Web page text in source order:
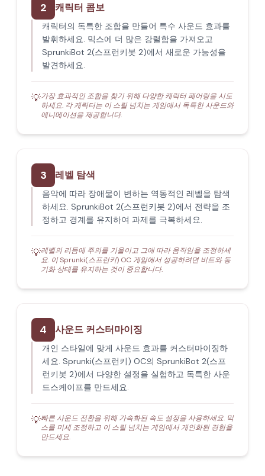
2 캐릭터 콤보
캐릭터의 독특한 조합을 만들어 특수 사운드 효과를
발휘하세요. 믹스에 더 많은 강렬함을 가져오고
SprunkiBot 2(스프런키봇 2)에서 새로운 가능성을
발견하세요.
💡가장 효과적인 조합을 찾기 위해 다양한 캐릭터 페어링을 시도
하세요. 각 캐릭터는 이 스릴 넘치는 게임에서 독특한 사운드와
애니메이션을 제공합니다.
3 레벨 탐색
음악에 따라 장애물이 변하는 역동적인 레벨을 탐색
하세요. SprunkiBot 2(스프런키봇 2)에서 전략을 조
정하고 경계를 유지하여 과제를 극복하세요.
💡레벨의 리듬에 주의를 기울이고 그에 따라 움직임을 조정하세
요. 이 Sprunki(스프런키) OC 게임에서 성공하려면 비트와 동
기화 상태를 유지하는 것이 중요합니다.
4 사운드 커스터마이징
개인 스타일에 맞게 사운드 효과를 커스터마이징하
세요. Sprunki(스프런키) OC의 SprunkiBot 2(스프
런키봇 2)에서 다양한 설정을 실험하고 독특한 사운
드스케이프를 만드세요.
💡빠른 사운드 전환을 위해 가속화된 속도 설정을 사용하세요. 믹
스를 미세 조정하고 이 스릴 넘치는 게임에서 개인화된 경험을
만드세요.